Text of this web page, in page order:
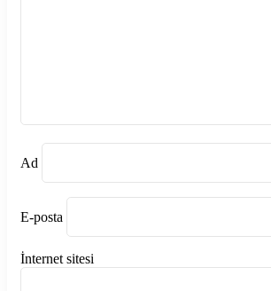
Ad
E-posta
İnternet sitesi